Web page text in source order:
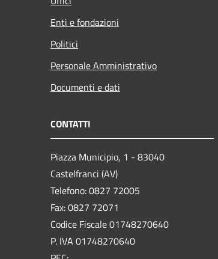
Enti e fondazioni
Politici
Personale Amministrativo
Documenti e dati
CONTATTI
Piazza Municipio, 1 - 83040
Castelfranci (AV)
Telefono: 0827 72005
Fax: 0827 72071
Codice Fiscale 01748270640
P. IVA 01748270640